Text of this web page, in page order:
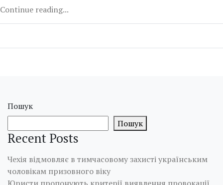
Continue reading...
Пошук
Пошук
Recent Posts
Чехія відмовляє в тимчасовому захисті українським
чоловікам призовного віку